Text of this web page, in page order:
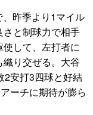
昨季より1マイル
と制球力で相手
して、左打者に
り交ぜる。大谷
2安打3四球と好結
ーチに期待が膨ら